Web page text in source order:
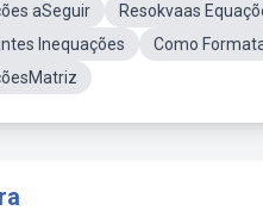
aSeguir
Resokvaas
Inequações
Como